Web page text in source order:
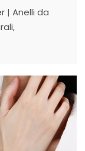
| Anelli da